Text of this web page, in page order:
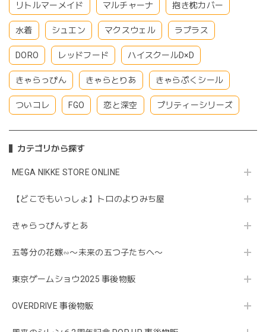
リトルマーメイド マルチャーナ 抱き枕カバー
水着 シュエン マクスウェル ラプラス
DORO レッドフード ハイスクールD×D
きゃらっぴん きゃらとりあ きゃらぷくシール
ついコレ FGO 恋と深空 プリティーシリーズ
カテゴリから探す
MEGA NIKKE STORE ONLINE
【どこでもいっしょ】トロのよりみち屋
きゃらっぴんすとあ
五等分の花嫁∽〜未来の五つ子たちへ〜
東京ゲームショウ2025 事後物販
OVERDRIVE 事後物販